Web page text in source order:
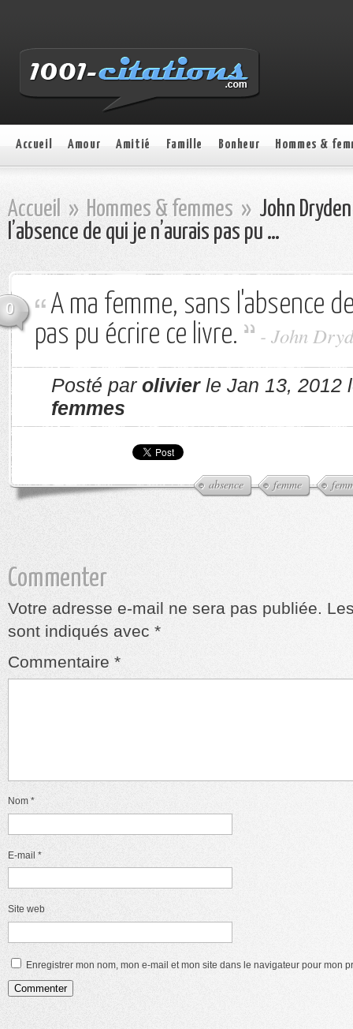
Accueil Amour Amitié Famille Bonheur Hommes &
Accueil » Hommes & femmes » John
l’absence de qui je n’aurais pas pu …
0
A ma femme, sans l'absence
pas pu écrire ce livre.
- John
Posté par olivierle Jan 13, 2012
femmes
absence femme
Commenter
Votre adresse e-mail ne sera pas publiée.
sont indiqués avec *
Commentaire *
Nom *
E-mail *
Site web
Enregistrer mon nom, mon e-mail et mon site dans le navigateur pour mon